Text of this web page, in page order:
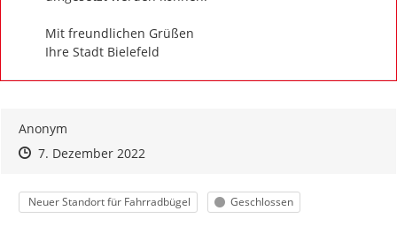
Mit freundlichen Grüßen
Ihre Stadt Bielefeld
Anonym
Zeitpunkt des Erstellens
Zeitpunkt des Erstellens
7. Dezember 2022Zur Äußerung
Kategorie
Neuer Standort für Fahrradbügel Status
Geschlossen